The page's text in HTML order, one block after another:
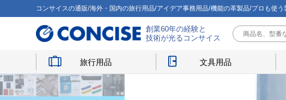
コンサイスの通販/海外・国内の旅行用品/アイデア事務用品/機能の革製品/プロも使う
創業60年の経験と
技術が光るコンサイス
旅行用品 文具用品